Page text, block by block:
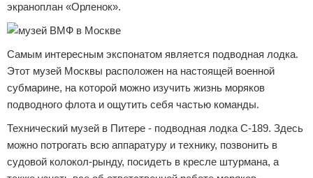
экраноплан «Орленок».
Самым интересным экспонатом является подводная лодка.
Этот музей Москвы расположен на настоящей военной
субмарине, на которой можно изучить жизнь моряков
подводного флота и ощутить себя частью команды.
Технический музей в Питере - подводная лодка С-189. Здесь
можно потрогать всю аппаратуру и технику, позвонить в
судовой колокол-рынду, посидеть в кресле штурмана, а